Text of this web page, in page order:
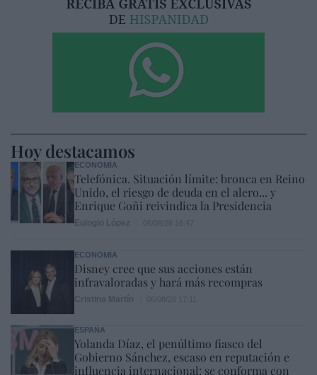
Hoy destacamos
ECONOMÍA
Telefónica. Situación límite: bronca en Reino
Unido, el riesgo de deuda en el alero... y
Enrique Goñi reivindica la Presidencia
ECONOMÍA
Disney cree que sus acciones están
infravaloradas y hará más recompras
ESPAÑA
Yolanda Díaz, el penúltimo fiasco del
Gobierno Sánchez, escaso en reputación e
influencia internacional: se conforma con